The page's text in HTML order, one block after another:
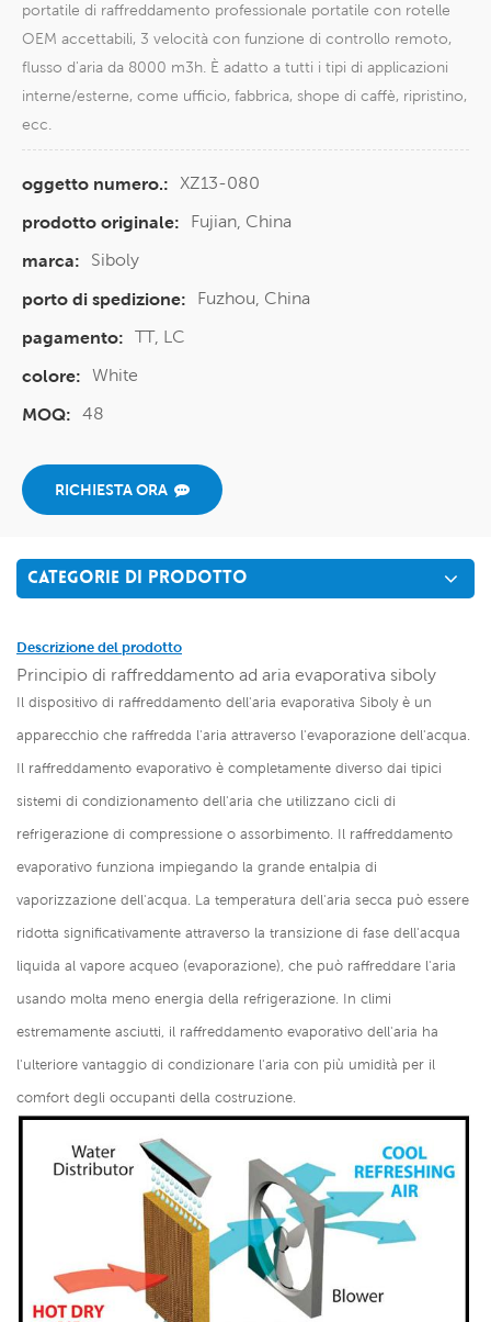
portatile di raffreddamento professionale portatile con rotelle
OEM accettabili, 3 velocità con funzione di controllo remoto,
flusso d'aria da 8000 m3h. È adatto a tutti i tipi di applicazioni
interne/esterne, come ufficio, fabbrica, shope di caffè, ripristino,
ecc.
oggetto numero.: XZ13-080
prodotto originale:
Fujian, China
marca:
Siboly
porto di spedizione:
Fuzhou, China
pagamento: TT, LC
colore: White
MOQ: 48
RICHIESTA ORA
CATEGORIE DI PRODOTTO
Descrizione del prodotto
Principio di raffreddamento ad aria evaporativa siboly
Il dispositivo di raffreddamento dell'aria evaporativa Siboly è un
apparecchio che raffredda l'aria attraverso l'evaporazione dell'acqua.
Il raffreddamento evaporativo è completamente diverso dai tipici
sistemi di condizionamento dell'aria che utilizzano cicli di
refrigerazione di compressione o assorbimento. Il raffreddamento
evaporativo funziona impiegando la grande entalpia di
vaporizzazione dell'acqua. La temperatura dell'aria secca può essere
ridotta significativamente attraverso la transizione di fase dell'acqua
liquida al vapore acqueo (evaporazione), che può raffreddare l'aria
usando molta meno energia della refrigerazione. In climi
estremamente asciutti, il raffreddamento evaporativo dell'aria ha
l'ulteriore vantaggio di condizionare l'aria con più umidità per il
comfort degli occupanti della costruzione.